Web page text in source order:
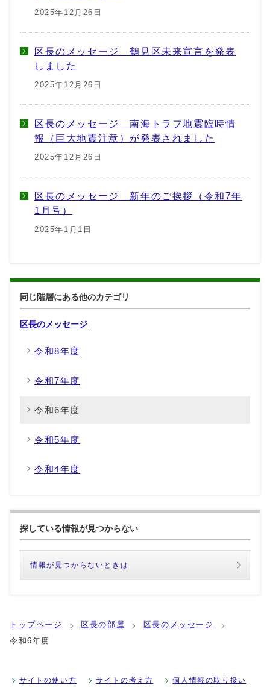
2025年12月26日
区長のメッセージ 鶴見区未来宣言を発表
しました
2025年12月26日
区長のメッセージ 南海トラフ地震臨時情
報（巨大地震注意）が発表されました
2025年12月26日
区長のメッセージ 新年のご挨拶（令和7年
1月号）
2025年1月1日
同じ階層にある他のカテゴリ
区長のメッセージ
令和8年度
令和7年度
令和6年度
令和5年度
令和4年度
探している情報が見つからない
情報が見つからないときは
トップページ 区長の部屋
区長のメッセージ
令和6年度
サイトの使い方 サイトの考え方 個人情報の取り扱い